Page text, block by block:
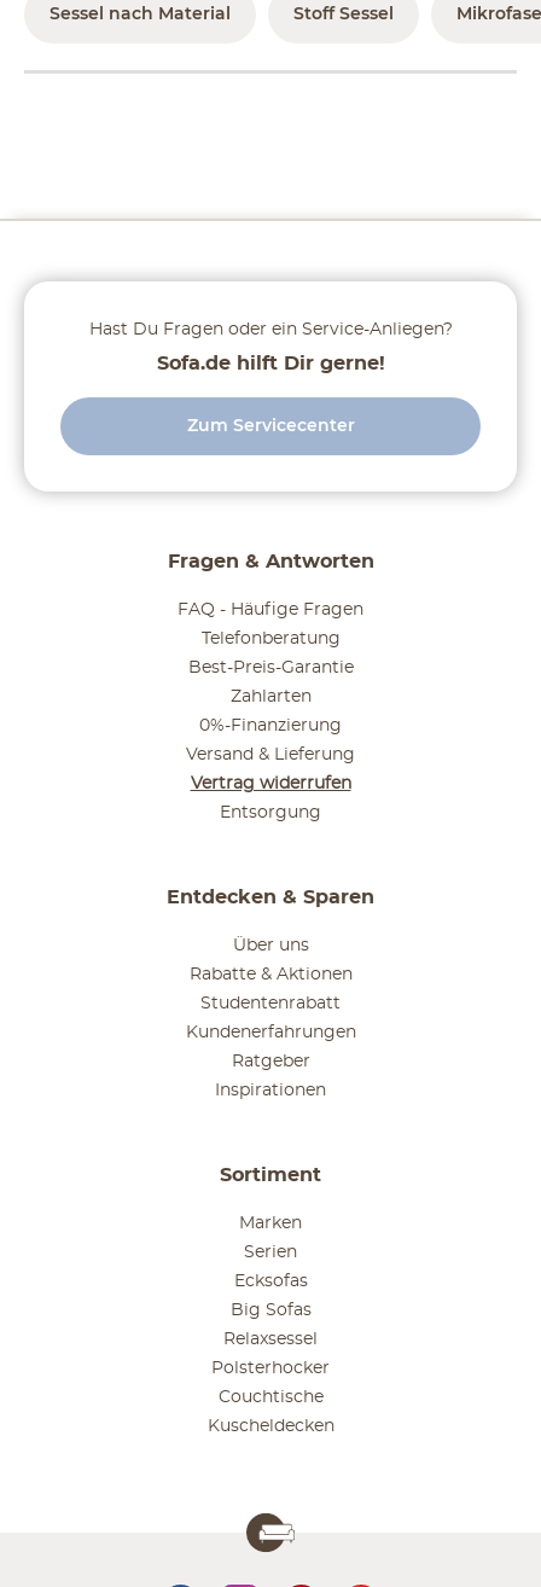
Sessel nach Material Stoff Sessel
Fragen & Antworten
FAQ - Häufige Fragen
Telefonberatung
Best-Preis-Garantie
Zahlarten
0%-Finanzierung
Versand & Lieferung
Vertrag widerrufen
Entsorgung
Entdecken & Sparen
Über uns
Rabatte & Aktionen
Studentenrabatt
Kundenerfahrungen
Ratgeber
Inspirationen
Sortiment
Marken
Serien
Ecksofas
Big Sofas
Relaxsessel
Polsterhocker
Couchtische
Kuscheldecken
Hast Du Fragen oder ein Service-Anliegen?
Sofa.de hilft Dir gerne!
Zum Servicecenter